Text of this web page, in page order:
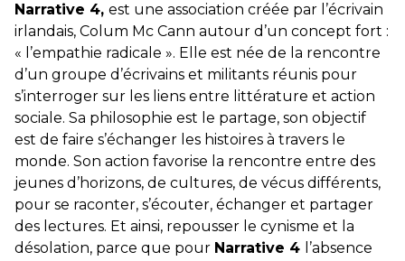
Narrative 4, est une association créée par l’écrivain
irlandais, Colum Mc Cann autour d’un concept fort :
« l’empathie radicale ». Elle est née de la rencontre
d’un groupe d’écrivains et militants réunis pour
s’interroger sur les liens entre littérature et action
sociale. Sa philosophie est le partage, son objectif
est de faire s’échanger les histoires à travers le
monde. Son action favorise la rencontre entre des
jeunes d’horizons, de cultures, de vécus différents,
pour se raconter, s’écouter, échanger et partager
des lectures. Et ainsi, repousser le cynisme et la
désolation, parce que pour Narrative 4 l’absence